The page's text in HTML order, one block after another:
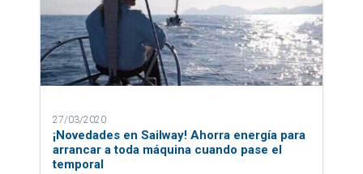
27/03/2020
¡Novedades en Sailway! Ahorra energía para
arrancar a toda máquina cuando pase el
temporal